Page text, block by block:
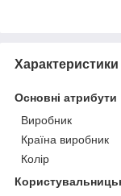
Характеристики
Основні атрибути
Виробник
Країна виробник
Колір